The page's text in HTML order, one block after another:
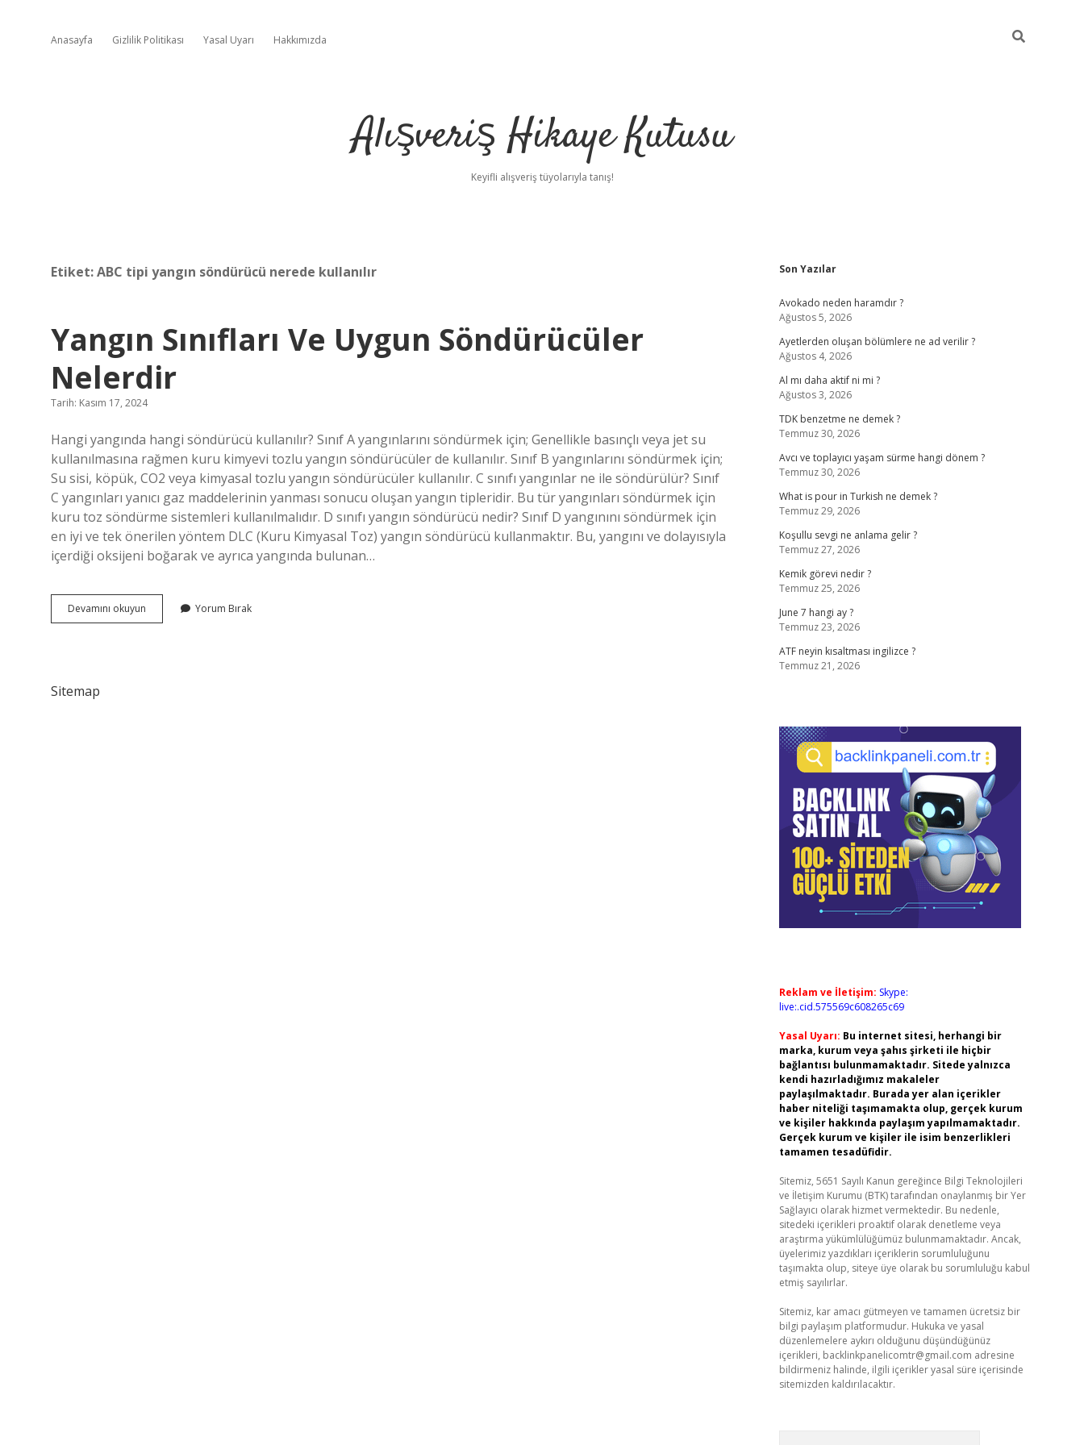
Anasayfa Gizlilik Politikası Yasal Uyarı Hakkımızda
Alışveriş Hikaye Kutusu
Keyifli alışveriş tüyolarıyla tanış!
Etiket:ABC tipi yangın söndürücü nerede kullanılır
Yangın Sınıfları Ve Uygun Söndürücüler
Nelerdir
Tarih: Kasım 17, 2024
Hangi yangında hangi söndürücü kullanılır? Sınıf A yangınlarını söndürmek için; Genellikle basınçlı veya jet su
kullanılmasına rağmen kuru kimyevi tozlu yangın söndürücüler de kullanılır. Sınıf B yangınlarını söndürmek için;
Su sisi, köpük, CO2 veya kimyasal tozlu yangın söndürücüler kullanılır. C sınıfı yangınlar ne ile söndürülür? Sınıf
C yangınları yanıcı gaz maddelerinin yanması sonucu oluşan yangın tipleridir. Bu tür yangınları söndürmek için
kuru toz söndürme sistemleri kullanılmalıdır. D sınıfı yangın söndürücü nedir? Sınıf D yangınını söndürmek için
en iyi ve tek önerilen yöntem DLC (Kuru Kimyasal Toz) yangın söndürücü kullanmaktır. Bu, yangını ve dolayısıyla
içerdiği oksijeni boğarak ve ayrıca yangında bulunan…
Devamını okuyun
Sınıfları
Yorum Bırak
Sitemap
Sidebar
Son Yazılar
Avokado neden haramdır ?
Ağustos 5, 2026
Ayetlerden oluşan bölümlere ne ad verilir ?
Ağustos 4, 2026
Al mı daha aktif ni mi ?
Ağustos 3, 2026
TDK benzetme ne demek ?
Temmuz 30, 2026
Avcı ve toplayıcı yaşam sürme hangi dönem ?
Temmuz 30, 2026
What is pour in Turkish ne demek ?
Temmuz 29, 2026
Koşullu sevgi ne anlama gelir ?
Temmuz 27, 2026
Kemik görevi nedir ?
Temmuz 25, 2026
June 7 hangi ay ?
Temmuz 23, 2026
ATF neyin kısaltması ingilizce ?
Temmuz 21, 2026
Reklam ve İletişim: Skype:
live:.cid.575569c608265c69
Yasal Uyarı: Bu internet sitesi, herhangi bir
marka, kurum veya şahıs şirketi ile hiçbir
bağlantısı bulunmamaktadır. Sitede yalnızca
kendi hazırladığımız makaleler
paylaşılmaktadır. Burada yer alan içerikler
haber niteliği taşımamakta olup, gerçek kurum
ve kişiler hakkında paylaşım yapılmamaktadır.
Gerçek kurum ve kişiler ile isim benzerlikleri
tamamen tesadüfidir.
Sitemiz, 5651 Sayılı Kanun gereğince Bilgi Teknolojileri
ve İletişim Kurumu (BTK) tarafından onaylanmış bir Yer
Sağlayıcı olarak hizmet vermektedir. Bu nedenle,
sitedeki içerikleri proaktif olarak denetleme veya
araştırma yükümlülüğümüz bulunmamaktadır. Ancak,
üyelerimiz yazdıkları içeriklerin sorumluluğunu
taşımakta olup, siteye üye olarak bu sorumluluğu kabul
etmiş sayılırlar.
Sitemiz, kar amacı gütmeyen ve tamamen ücretsiz bir
bilgi paylaşım platformudur. Hukuka ve yasal
düzenlemelere aykırı olduğunu düşündüğünüz
içerikleri, backlinkpanelicomtr@gmail.com adresine
bildirmeniz halinde, ilgili içerikler yasal süre içerisinde
sitemizden kaldırılacaktır.